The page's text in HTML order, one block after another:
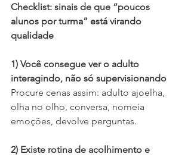
Checklist: sinais de que “poucos
alunos por turma” está virando
qualidade
1) Você consegue ver o adulto
interagindo, não só supervisionando
Procure cenas assim: adulto ajoelha,
olha no olho, conversa, nomeia
emoções, devolve perguntas.
2) Existe rotina de acolhimento e